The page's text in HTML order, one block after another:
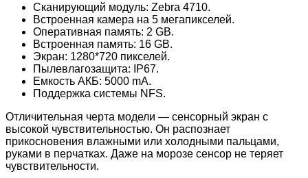
Сканирующий модуль: Zebra 4710.
Встроенная камера на 5 мегапикселей.
Оперативная память: 2 GB.
Встроенная память: 16 GB.
Экран: 1280*720 пикселей.
Пылевлагозащита: IP67.
Емкость АКБ: 5000 mA.
Поддержка системы NFS.
Отличительная черта модели — сенсорный экран с
высокой чувствительностью. Он распознает
прикосновения влажными или холодными пальцами,
руками в перчатках. Даже на морозе сенсор не теряет
чувствительности.